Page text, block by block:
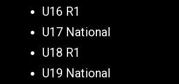
U16 R1
U17 National
U18 R1
U19 National